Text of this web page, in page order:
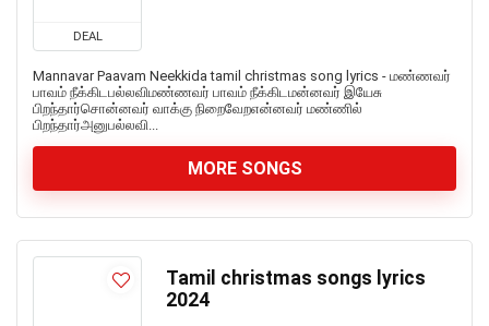
DEAL
Mannavar Paavam Neekkida tamil christmas song lyrics - மண்ணவர்
பாவம் நீக்கிடபல்லவிமண்ணவர் பாவம் நீக்கிடமன்னவர் இயேசு
பிறந்தார்சொன்னவர் வாக்கு நிறைவேறஎன்னவர் மண்ணில்
பிறந்தார்அனுபல்லவி...
MORE SONGS
Tamil christmas songs lyrics
2024